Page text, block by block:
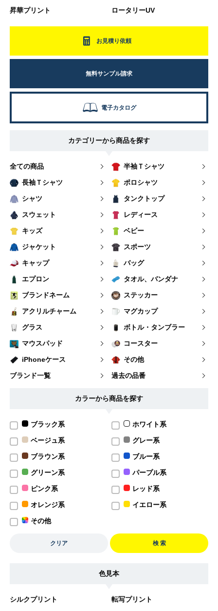
昇華プリント ロータリーUV
お見積り依頼
無料サンプル請求
電子カタログ
カテゴリーから商品を探す
全ての商品 半袖Ｔシャツ
長袖Ｔシャツ ポロシャツ
シャツ タンクトップ
スウェット レディース
キッズ ベビー
ジャケット スポーツ
キャップ バッグ
エプロン タオル、バンダナ
ブランドネーム ステッカー
アクリルチャーム マグカップ
グラス ボトル・タンブラー
マウスパッド コースター
iPhoneケース その他
ブランド一覧 過去の品番
カラーから商品を探す
ブラック系 ホワイト系
ベージュ系 グレー系
ブラウン系 ブルー系
グリーン系 パープル系
ピンク系 レッド系
オレンジ系 イエロー系
その他
クリア 検 索
色見本
シルクプリント 転写プリント